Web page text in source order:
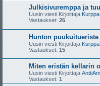
Julkisivuremppa ja
Uusin viesti Kirjoittaja Kurppa
Vastaukset: 26
Hunton
Uusin viesti Kirjoittaja Kurppa
Vastaukset: 15
Miten eristän kellarin
Uusin viesti Kirjoittaja
Vastaukset: 1